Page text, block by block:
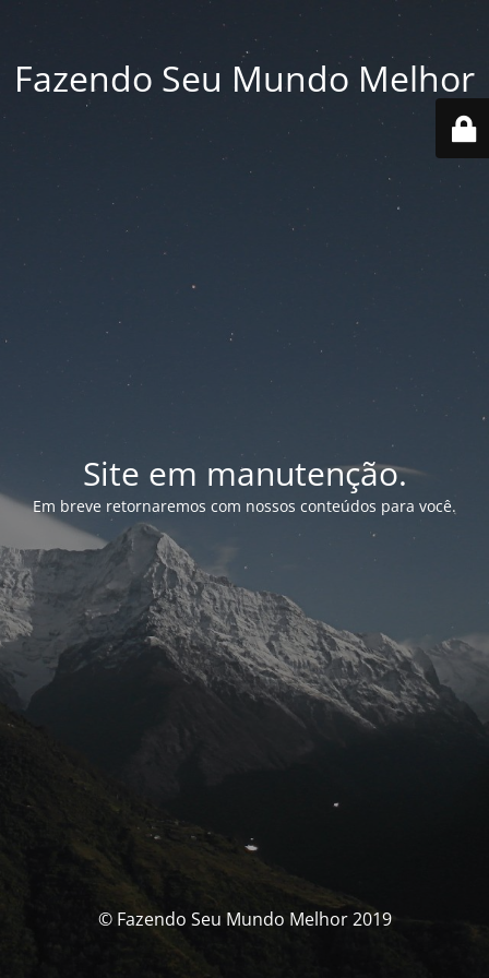
Fazendo Seu Mundo Melhor
Site em manutenção.
Em breve retornaremos com nossos conteúdos para você.
© Fazendo Seu Mundo Melhor 2019